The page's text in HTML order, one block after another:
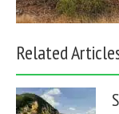
Related